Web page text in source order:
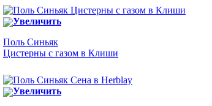
Увеличить
Поль Синьяк
Цистерны с газом в Клиши
Увеличить